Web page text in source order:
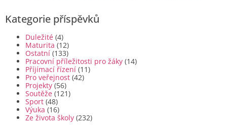
Kategorie příspěvků
Duležité (4)
Maturita (12)
Ostatní (133)
Pracovní příležitosti pro žáky (14)
Příjímací řízení (11)
Pro veřejnost (42)
Projekty (56)
Soutěže (121)
Sport (48)
Výuka (16)
Ze života školy (232)